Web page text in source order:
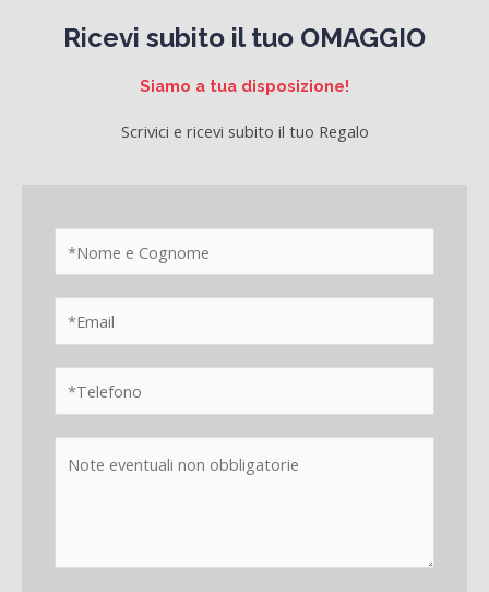
Ricevi subito il tuo OMAGGIO
Siamo a tua disposizione!
Scrivici e ricevi subito il tuo Regalo